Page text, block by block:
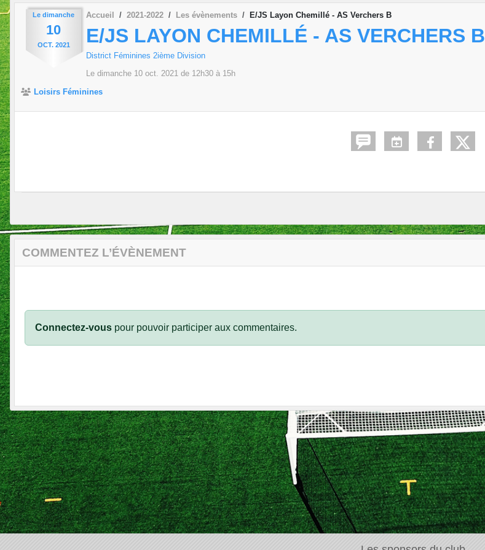
Le dimanche
10
OCT. 2021
Accueil 2021-2022 Les évènements E/JS Layon Chemillé - AS Verchers B
E/JS LAYON CHEMILLÉ - AS VERCHERS B
District Féminines 2ième Division
Le dimanche 10 oct. 2021 de 12h30 à 15h
Loisirs Féminines
COMMENTEZ L’ÉVÈNEMENT
Connectez-vous pour pouvoir participer aux commentaires.